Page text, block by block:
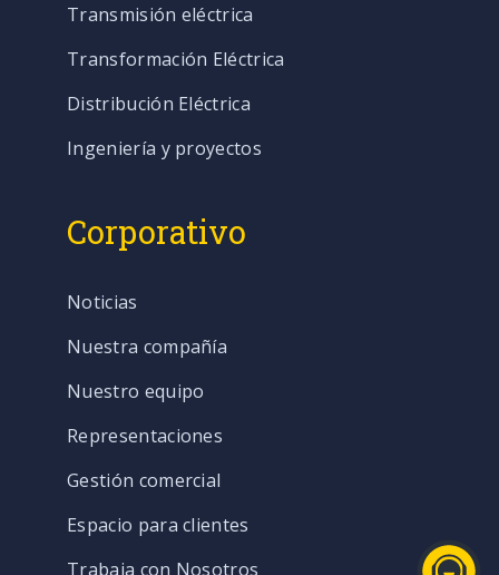
Transmisión eléctrica
Transformación Eléctrica
Distribución Eléctrica
Ingeniería y proyectos
Corporativo
Noticias
Nuestra compañía
Nuestro equipo
Representaciones
Gestión comercial
Espacio para clientes
Trabaja con Nosotros